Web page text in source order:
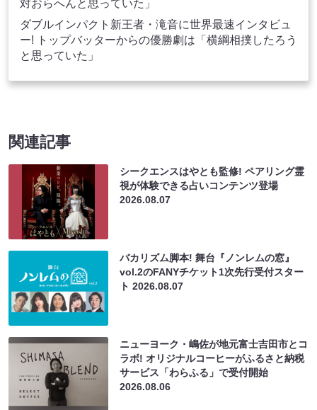
対おらへんと思っていた」
ダブルインパクト新王者・滝音に世界最速インタビュ
ー! トップバッターからの優勝劇は「横綱相撲したろう
と思っていた」
関連記事
シークエンスはやとも監修! ペアリング霊
視が体験できる占いコンテンツ登場
2026.08.07
バカリズム脚本! 舞台『ノンレムの窓』
vol.2のFANYチケット1次先行受付スター
ト2026.08.07
ニューヨーク・嶋佐が地元富士吉田市とコ
ラボ! オリジナルコーヒーがふるさと納税
サービス「わらふる」で受付開始
2026.08.06